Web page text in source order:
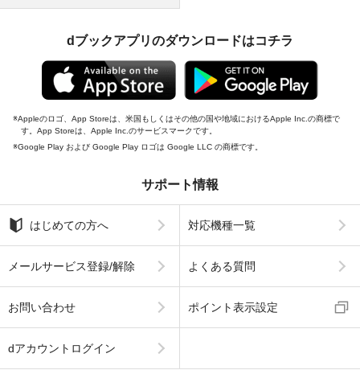
dブックアプリのダウンロードはコチラ
Appleのロゴ、App Storeは、米国もしくはその他の国や地域におけるApple Inc.の商標で
す。App Storeは、Apple Inc.のサービスマークです。
Google Play および Google Play ロゴは Google LLC の商標です。
サポート情報
はじめての方へ 対応機種一覧
メールサービス登録/解除 よくある質問
お問い合わせ ポイント表示設定
dアカウントログイン